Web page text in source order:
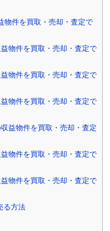
物件を買取・売却・査定で
物件を買取・売却・査定で
物件を買取・売却・査定で
物件を買取・売却・査定で
益物件を買取・売却・査定
物件を買取・売却・査定で
物件を買取・売却・査定で
る方法